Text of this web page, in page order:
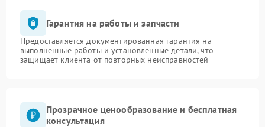
Гарантия на работы и запчасти
Предоставляется документированная гарантия на
выполненные работы и установленные детали, что
защищает клиента от повторных неисправностей
Прозрачное ценообразование и бесплатная
консультация